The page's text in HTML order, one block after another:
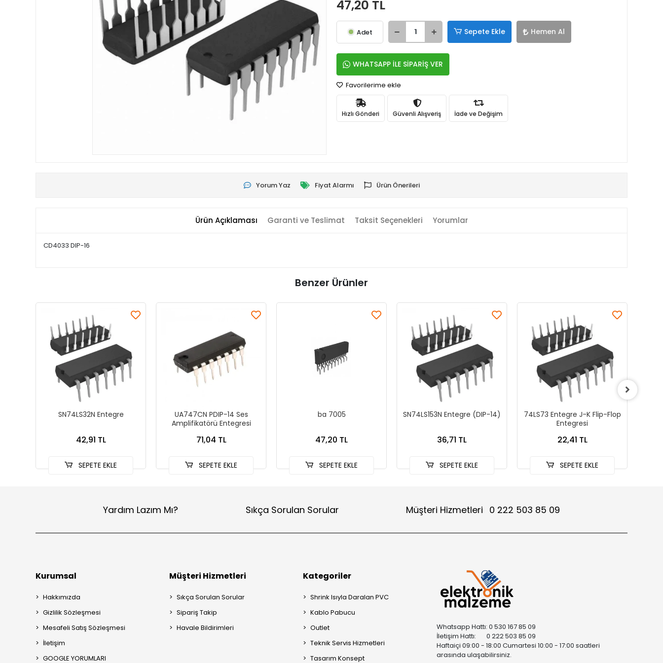
47,20 TL
Adet Sepete Ekle Hemen Al
WHATSAPP İLE SİPARİŞ VER
Favorilerime ekle
Hızlı Gönderi Güvenli Alışveriş İade ve Değişim
Yorum Yaz Fiyat Alarmı Ürün Önerileri
Ürün Açıklaması Garanti ve Teslimat Taksit Seçenekleri Yorumlar
CD4033 DIP-16
Benzer Ürünler
SN74LS32N Entegre
42,91 TL
SEPETE EKLE
UA747CN PDIP-14 Ses
Amplifikatörü Entegresi
71,04 TL
SEPETE EKLE
ba 7005
47,20 TL
SEPETE EKLE
SN74LS153N Entegre (DIP-14)
36,71 TL
SEPETE EKLE
74LS73 Entegre J-K Flip-Flop
Entegresi
22,41 TL
SEPETE EKLE
Yardım Lazım Mı? Sıkça Sorulan Sorular Müşteri Hizmetleri 0 222 503 85 09
Kurumsal
Hakkımızda
Gizlilik Sözleşmesi
Mesafeli Satış Sözleşmesi
İletişim
GOOGLE YORUMLARI
Müşteri Hizmetleri
Sıkça Sorulan Sorular
Sipariş Takip
Havale Bildirimleri
Kategoriler
Shrink Isıyla Daralan PVC
Kablo Pabucu
Outlet
Teknik Servis Hizmetleri
Tasarım Konsept
Whatsapp Hattı: 0 530 167 85 09
İletişim Hattı: 0 222 503 85 09
Haftaiçi 09:00 - 18:00 Cumartesi 10:00 - 17:00 saatleri
arasında ulaşabilirsiniz.